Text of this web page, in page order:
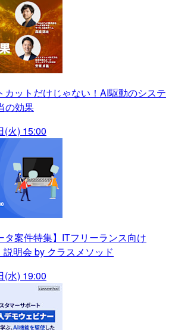
カットだけじゃない！AI駆動のシステ
の効果
(火) 15:00
タ案件特集】ITフリーランス向け
説明会 by クラスメソッド
(水) 19:00